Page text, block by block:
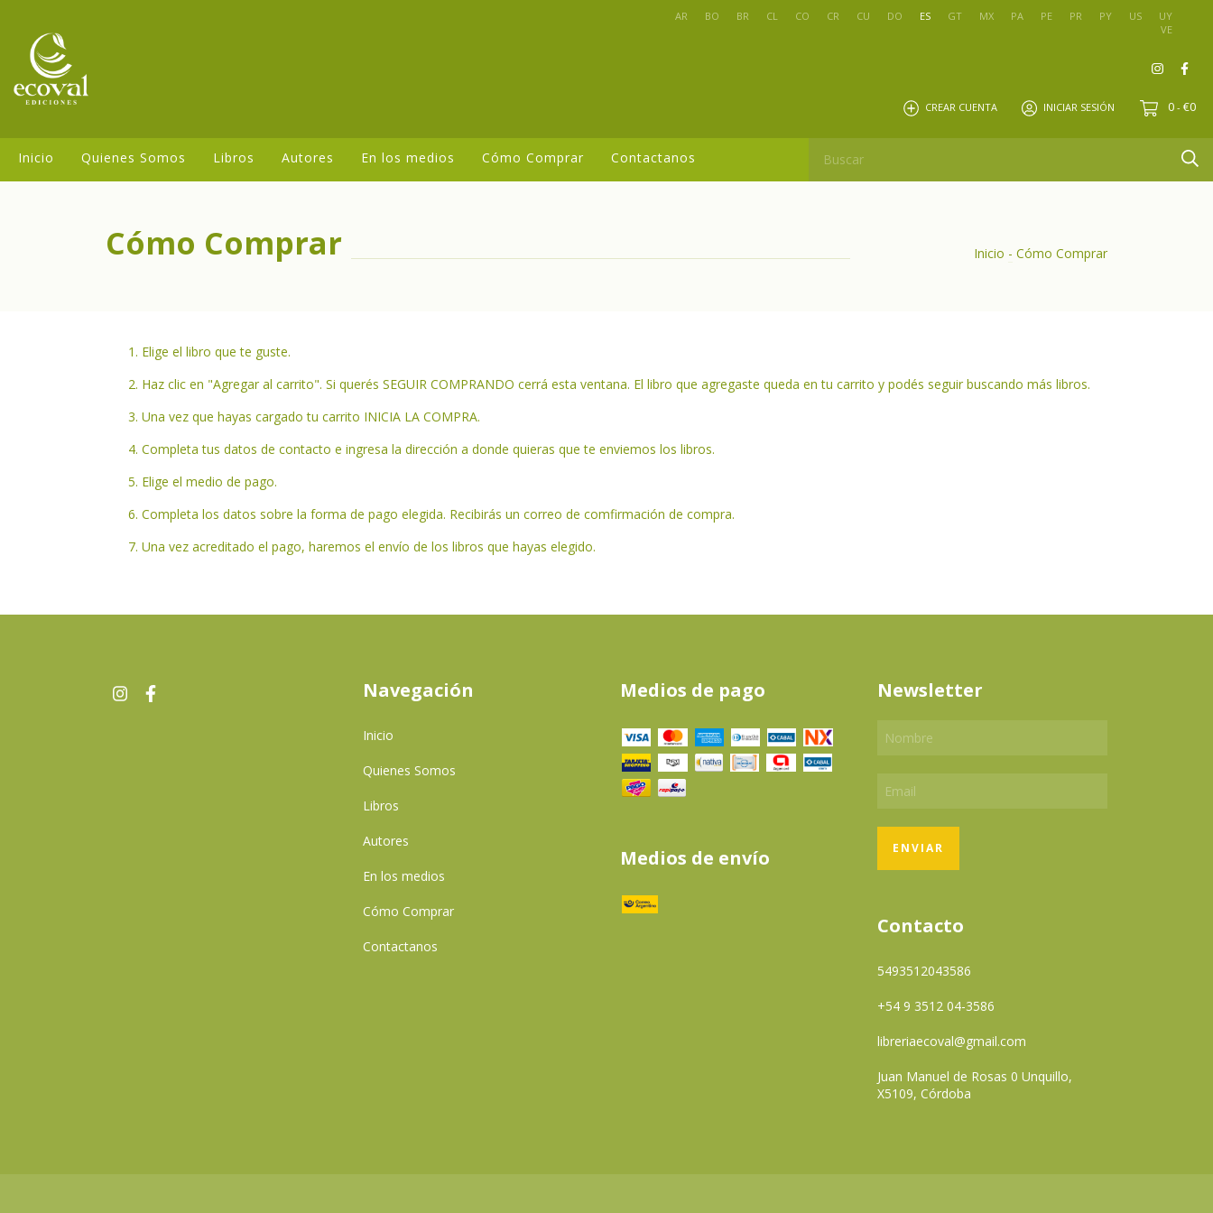
AR BO BR CL CO CR CU DO ES GT MX PA PE PR PY US
UY
VE
CREAR CUENTA INICIAR SESIÓN 0 - €0
Inicio Quienes Somos Libros Autores En los medios Cómo Comprar Contactanos
Cómo Comprar Inicio - Cómo Comprar
Elige el libro que te guste.
Haz clic en "Agregar al carrito". Si querés SEGUIR COMPRANDO cerrá esta ventana. El libro que agregaste queda en tu carrito y podés seguir buscando más libros.
Una vez que hayas cargado tu carrito INICIA LA COMPRA.
Completa tus datos de contacto e ingresa la dirección a donde quieras que te enviemos los libros.
Elige el medio de pago.
Completa los datos sobre la forma de pago elegida. Recibirás un correo de comfirmación de compra.
Una vez acreditado el pago, haremos el envío de los libros que hayas elegido.
Navegación
Inicio
Quienes Somos
Libros
Autores
En los medios
Cómo Comprar
Contactanos
Medios de pago
Medios de envío
Newsletter
Contacto
5493512043586
+54 9 3512 04-3586
libreriaecoval@gmail.com
Juan Manuel de Rosas 0 Unquillo,
X5109, Córdoba